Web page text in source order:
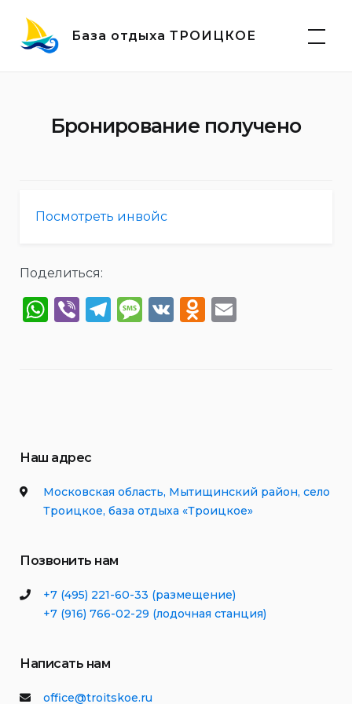
content
База отдыха ТРОИЦКОЕ
Бронирование получено
Посмотреть инвойс
Поделиться:
WhatsApp
ViberTelegram
Message
VK
Наш адрес
Московская область, Мытищинский район, село
Троицкое, база отдыха «Троицкое»
Позвонить нам
+7 (495) 221-60-33 (размещение)
+7 (916) 766-02-29 (лодочная станция)
Написать нам
office@troitskoe.ru